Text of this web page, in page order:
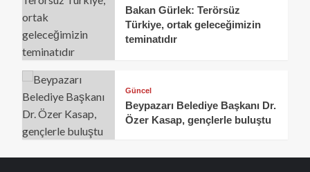
Bakan Gürlek: Terörsüz
Türkiye, ortak geleceğimizin
teminatıdır
Güncel
Beypazarı Belediye Başkanı Dr.
Özer Kasap, gençlerle buluştu